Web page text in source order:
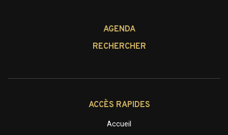
AGENDA
RECHERCHER
ACCÈS RAPIDES
Accueil